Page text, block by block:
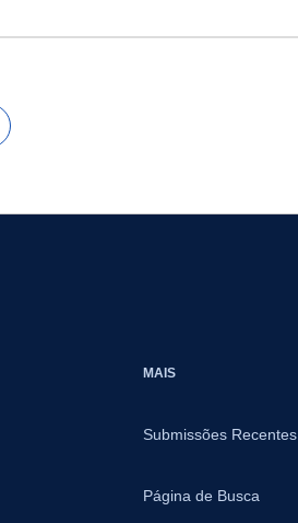
MAIS
Submissões Recentes
Página de Busca